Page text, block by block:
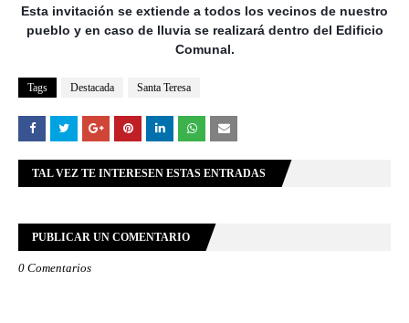
Esta invitación se extiende a todos los vecinos de nuestro
pueblo y en caso de lluvia se realizará dentro del Edificio
Comunal.
Tags Destacada Santa Teresa
TAL VEZ TE INTERESEN ESTAS ENTRADAS
PUBLICAR UN COMENTARIO
0 Comentarios